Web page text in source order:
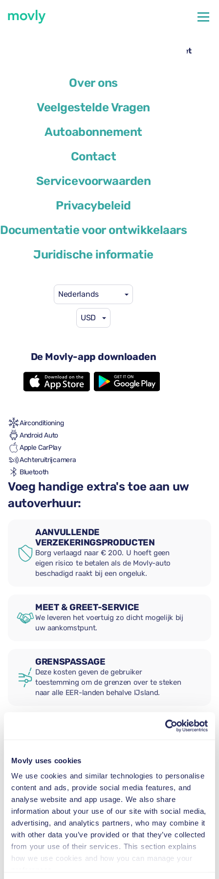
Movly uses cookies
We use cookies and similar technologies to personalise
content and ads, provide social media features, and
analyse website and app usage. We also share
information about your use of our site with social media,
advertising, and analytics partners, who may combine it
with other data you’ve provided or that they’ve collected
from your use of their services. This section explains
how we use cookies and how you can manage your
Over ons
Veelgestelde Vragen
Autoabonnement
Contact
Servicevoorwaarden
Privacybeleid
Documentatie voor ontwikkelaars
Juridische informatie
Nederlands
USD
De Movly-app downloaden
Autoverhuur op Porto Airport – Skoda Karoq met
Skoda Karoq
Automatische versnellingsbak
5 zitplaatsen
3 grote koffers
Airconditioning
Android Auto
Apple CarPlay
Achteruitrijcamera
Bluetooth
Voeg handige extra's toe aan uw
autoverhuur:
AANVULLENDE
VERZEKERINGSPRODUCTEN
Borg verlaagd naar € 200. U hoeft geen
eigen risico te betalen als de Movly-auto
beschadigd raakt bij een ongeluk.
MEET & GREET-SERVICE
We leveren het voertuig zo dicht mogelijk bij
uw aankomstpunt.
GRENSPASSAGE
Deze kosten geven de gebruiker
toestemming om de grenzen over te steken
naar alle EER-landen behalve IJsland.
2,5–13 kg
PEUTER AUTOSTOEL
9–18 kg
VERHOOGD KINDERZITJE